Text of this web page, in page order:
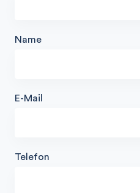
Name
E-Mail
Telefon